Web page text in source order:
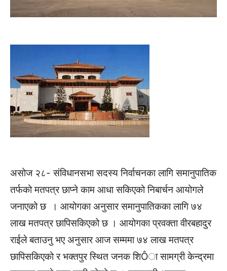
असोज २८- संविधानसभा सदस्य निर्वाचनका लागि समानुपातिक
तर्फको मतपत्र छाप्ने काम आधा सकिएको निबार्चन आयोगले
जनाएको छ । आयोगका अनुसार समानुपातिकका लागि ७४
लाख मतपत्र छापिसकिएको छ । आयोगका प्रवक्ता वीरबहादुर
राईले बताउनु भए अनुसार आज सम्ममा ७४ लाख मतपत्र
छापिसकिएको र भक्तपुर स्थित जनक शिÔा सामग्री केन्द्रमा